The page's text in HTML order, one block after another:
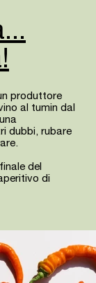
produttore
al tumin dal
dubbi, rubare
del
di